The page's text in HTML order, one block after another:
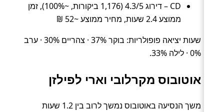
CD – דירוג 4.3/5 (1,176 ביקורות, ~100%), זמן
ממוצע 2.4 שעות, מחיר ממוצע ~52 ₪
שעות יציאה פופולריות: בוקר 37% · צהריים 30% · ערב
0% · לילה 33%.
אוטובוס מקרלובי וארי לפילזן
משך הנסיעה באוטובוס נמשך לרוב בין 1.2 שעות